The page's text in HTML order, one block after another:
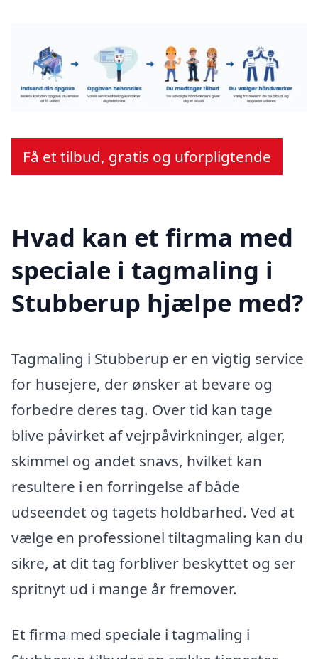
Få et tilbud, gratis og uforpligtende
Hvad kan et firma med
speciale i tagmaling i
Stubberup hjælpe med?
Tagmaling i Stubberup er en vigtig service
for husejere, der ønsker at bevare og
forbedre deres tag. Over tid kan tage
blive påvirket af vejrpåvirkninger, alger,
skimmel og andet snavs, hvilket kan
resultere i en forringelse af både
udseendet og tagets holdbarhed. Ved at
vælge en professionel tiltagmaling kan du
sikre, at dit tag forbliver beskyttet og ser
spritnyt ud i mange år fremover.
Et firma med speciale i tagmaling i